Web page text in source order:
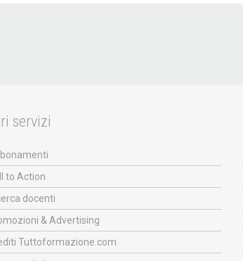
servizi
to Action
docenti
& Advertising
Tuttoformazione.com